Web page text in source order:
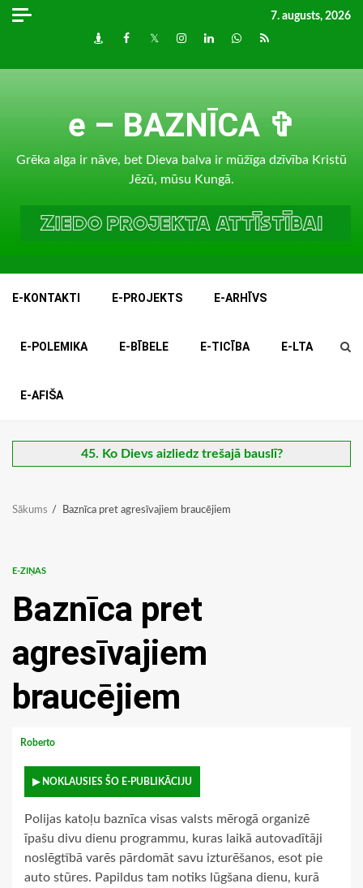
Skip
7. augusts, 2026
DraugiemFacebook
TwitterInstagram
LinkedInwhatsapp
RSS
e – BAZNĪCA ✞
Grēka alga ir nāve, bet Dieva balva ir mūžīga dzīvība Kristū
Jēzū, mūsu Kungā.
E-KONTAKTI E-PROJEKTS E-ARHĪVS
E-POLEMIKA E-BĪBELE E-TICĪBA E-LTA
E-AFIŠA
45. Ko Dievs aizliedz trešajā bauslī?
Sākums Baznīca pret agresīvajiem braucējiem
E-ZIŅAS
Baznīca pret
agresīvajiem
braucējiem
Roberto
▶ NOKLAUSIES ŠO E-PUBLIKĀCIJU
Polijas katoļu baznīca visas valsts mērogā organizē
īpašu divu dienu programmu, kuras laikā autovadītāji
noslēgtībā varēs pārdomāt savu izturēšanos, esot pie
auto stūres. Papildus tam notiks lūgšana dienu, kurā